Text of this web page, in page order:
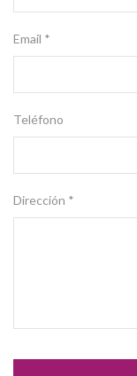
Email *
Teléfono
Dirección *